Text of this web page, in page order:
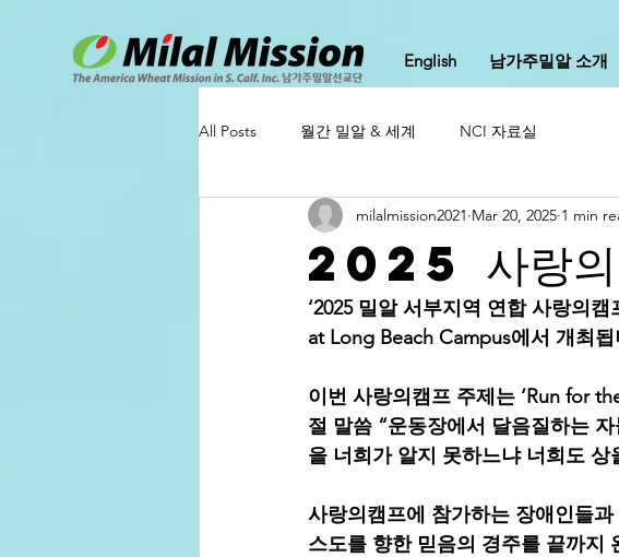
English 남가주밀알 소개
All Posts 월간 밀알 & 세계 NCI 자료실
2025 사랑의
milalmission2021 Mar 20, 2025 1 min
‘2025 밀알 서부지역 연합 사랑의캠
at Long Beach Campus에서 개최됩
이번 사랑의캠프 주제는 ‘Run for
절 말씀 “운동장에서 달음질하는
을 너희가 알지 못하느냐 너희도
사랑의캠프에 참가하는 장애인들
스도를 향한 믿음의 경주를 끝까지